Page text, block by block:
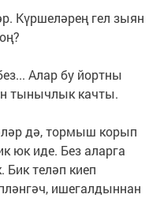
Күршеләрең гел зыян
Алар бу йортны
тынычлык качты.
дә, тормыш корып
юк иде. Без аларга
Бик теләп киеп
ишегалдыннан